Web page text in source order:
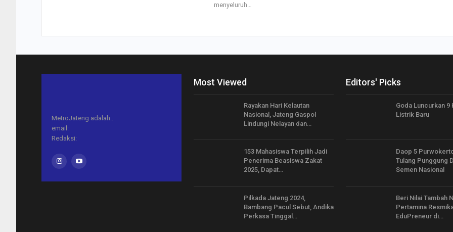
menyeluruh…
MetroJateng adalah..
email:
Redaksi:
Most Viewed
Rayakan Hari Kelautan
Nasional, Jateng Gaspol
Lindungi Nelayan dan…
153 Mahasiswa Terpilih Jadi
Penerima Beasiswa Zakat
2025, Dapat…
Pilkada Jateng 2024,
Bambang Pacul Sebut, Andika
Perkasa Tinggal…
Editors' Picks
Goda Luncurkan 9
Listrik Baru
Daop 5
Tulang Punggung
Semen Nasional
Beri Nilai Tambah
Pertamina
EduPreneur di…